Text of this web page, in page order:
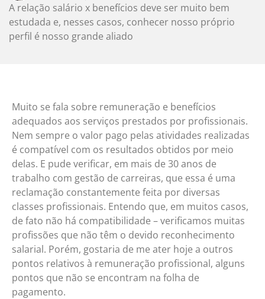
A relação salário x benefícios deve ser muito bem
estudada e, nesses casos, conhecer nosso próprio
perfil é nosso grande aliado
Muito se fala sobre remuneração e benefícios
adequados aos serviços prestados por profissionais.
Nem sempre o valor pago pelas atividades realizadas
é compatível com os resultados obtidos por meio
delas. E pude verificar, em mais de 30 anos de
trabalho com gestão de carreiras, que essa é uma
reclamação constantemente feita por diversas
classes profissionais. Entendo que, em muitos casos,
de fato não há compatibilidade – verificamos muitas
profissões que não têm o devido reconhecimento
salarial. Porém, gostaria de me ater hoje a outros
pontos relativos à remuneração profissional, alguns
pontos que não se encontram na folha de
pagamento.